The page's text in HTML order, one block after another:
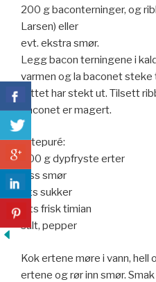
200 g baconterninger, og
Larsen) eller
evt. ekstra smør.
Legg bacon terningene i
varmen og la baconet
fettet har stekt ut. Tilsett
baconet er magert.
Ertepuré:
500 g dypfryste erter
2 ss smør
1 ts sukker
2 ts frisk timian
salt, pepper
Kok ertene møre i vann,
ertene og rør inn smør.